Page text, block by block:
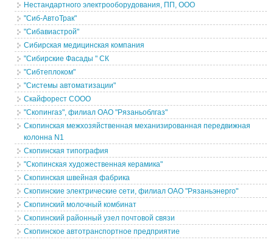
Нестандартного электрооборудования, ПП, ООО
"Сиб-АвтоТрак"
"Сибавиастрой"
Сибирская медицинская компания
"Сибирские Фасады " СК
"Сибтеплоком"
"Системы автоматизации"
Скайфорест СООО
"Скопингаз", филиал ОАО "Рязаньоблгаз"
Скопинская межхозяйственная механизированная передвижная
колонна N1
Скопинская типография
"Скопинская художественная керамика"
Скопинская швейная фабрика
Скопинские электрические сети, филиал ОАО "Рязаньэнерго"
Скопинский молочный комбинат
Скопинский районный узел почтовой связи
Скопинское автотранспортное предприятие